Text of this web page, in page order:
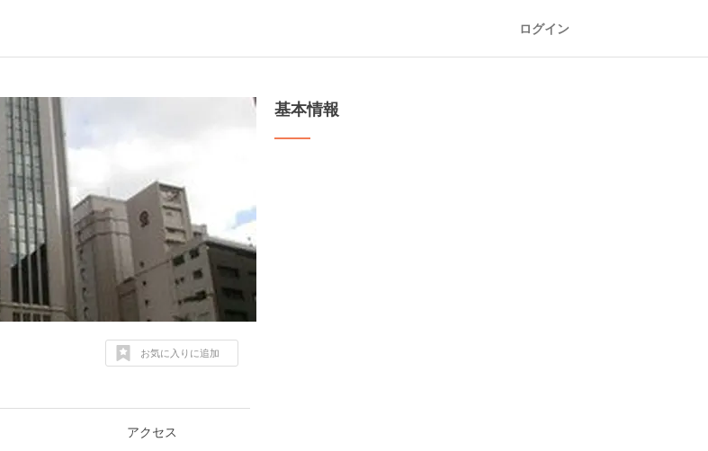
ログイン
お気に入りに追加
アクセス
基本情報